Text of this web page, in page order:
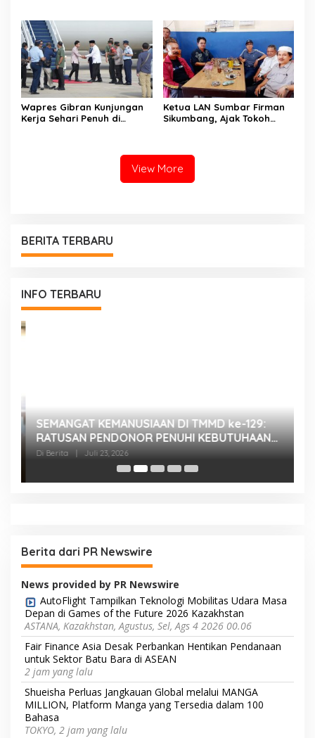
Keluarga
Wapres Gibran Kunjungan
Kerja Sehari Penuh di
Ketua LAN Sumbar Firman
Sikumbang, Ajak Tokoh
View More
BERITA TERBARU
INFO TERBARU
SEMANGAT KEMANUSIAAN DI TMMD ke-129:
RATUSAN PENDONOR PENUHI KEBUTUHAAN
STOK DARAH
Di Berita Juli 23, 2026
Berita dari PR Newswire
News provided by PR Newswire
AutoFlight Tampilkan Teknologi Mobilitas Udara Masa
Depan di Games of the Future 2026 Kazakhstan
ASTANA, Kazakhstan, Agustus, Sel, Ags 4 2026 00.06
Fair Finance Asia Desak Perbankan Hentikan Pendanaan
untuk Sektor Batu Bara di ASEAN
2 jam yang lalu
Shueisha Perluas Jangkauan Global melalui MANGA
MILLION, Platform Manga yang Tersedia dalam 100
Bahasa
TOKYO, 2 jam yang lalu